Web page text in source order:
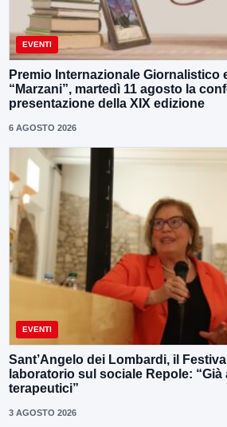
EVENTI
Premio Internazionale Giornalistico
“Marzani”, martedì 11 agosto la
presentazione della XIX edizione
6 AGOSTO 2026
EVENTI
Sant’Angelo dei Lombardi, il
laboratorio sul sociale Repole:
terapeutici”
3 AGOSTO 2026